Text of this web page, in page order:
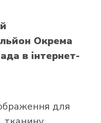
Окрема
в інтернет-
для